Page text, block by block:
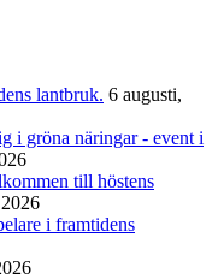
lantbruk. 6 augusti,
i gröna näringar - event i
till höstens
i framtidens